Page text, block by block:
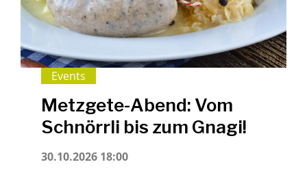
Events
Metzgete-Abend: Vom
Schnörrli bis zum Gnagi!
30.10.2026 18:00